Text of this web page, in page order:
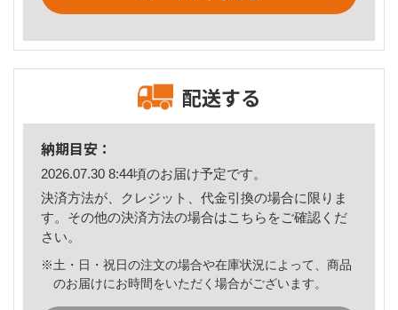
配送する
納期目安：
2026.07.30 8:44頃のお届け予定です。
決済方法が、クレジット、代金引換の場合に限りま
す。その他の決済方法の場合はこちら をご確認くだ
さい。
※土・日・祝日の注文の場合や在庫状況によって、商品
のお届けにお時間をいただく場合がございます。